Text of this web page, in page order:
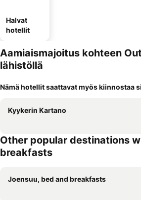
Halvat
hotellit
Aamiaismajoitus kohteen
lähistöllä
Nämä hotellit saattavat myös kiinnostaa
Kyykerin Kartano
Other popular destinations
breakfasts
Joensuu, bed and breakfasts